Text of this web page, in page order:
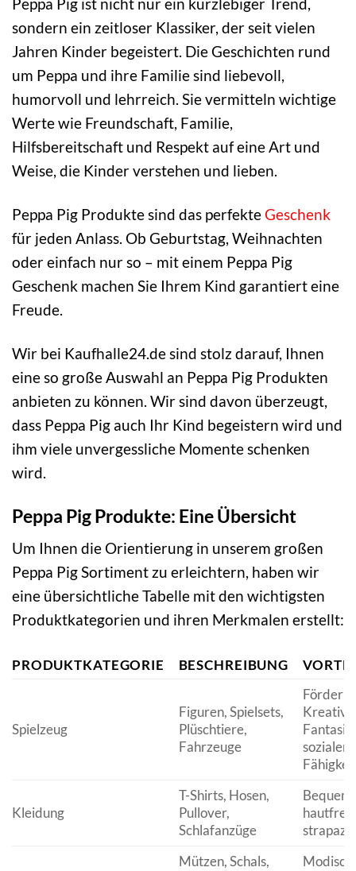
sondern ein zeitloser Klassiker, der seit vielen
Jahren Kinder begeistert. Die Geschichten rund
um Peppa und ihre Familie sind liebevoll,
humorvoll und lehrreich. Sie vermitteln wichtige
Werte wie Freundschaft, Familie,
Hilfsbereitschaft und Respekt auf eine Art und
Weise, die Kinder verstehen und lieben.
Peppa Pig Produkte sind das perfekteGeschenk
für jeden Anlass. Ob Geburtstag, Weihnachten
oder einfach nur so – mit einem Peppa Pig
Geschenk machen Sie Ihrem Kind garantiert eine
Freude.
Wir bei Kaufhalle24.de sind stolz darauf, Ihnen
eine so große Auswahl an Peppa Pig Produkten
anbieten zu können. Wir sind davon überzeugt,
dass Peppa Pig auch Ihr Kind begeistern wird und
ihm viele unvergessliche Momente schenken
wird.
Peppa Pig Produkte: Eine Übersicht
Um Ihnen die Orientierung in unserem großen
Peppa Pig Sortiment zu erleichtern, haben wir
eine übersichtliche Tabelle mit den wichtigsten
Produktkategorien und ihren Merkmalen erstellt:
PRODUKTKATEGORIE BESCHREIBUNG
Spielzeug
Figuren, Spielsets,
Plüschtiere,
Fahrzeuge
Fantasie
sozialen
Kleidung
T-Shirts, Hosen,
Pullover,
Schlafanzüge
Bequem,
Mützen, Schals,
Modisch,